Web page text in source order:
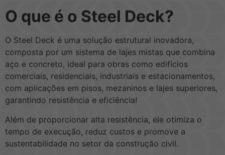
O que é o Steel Deck?
O Steel Deck é uma solução estrutural inovadora,
composta por um sistema de lajes mistas que combina
aço e concreto, ideal para obras como edifícios
comerciais, residenciais, industriais e estacionamentos,
com aplicações em pisos, mezaninos e lajes superiores,
garantindo resistência e eficiência!
Além de proporcionar alta resistência, ele otimiza o
tempo de execução, reduz custos e promove a
sustentabilidade no setor da construção civil.